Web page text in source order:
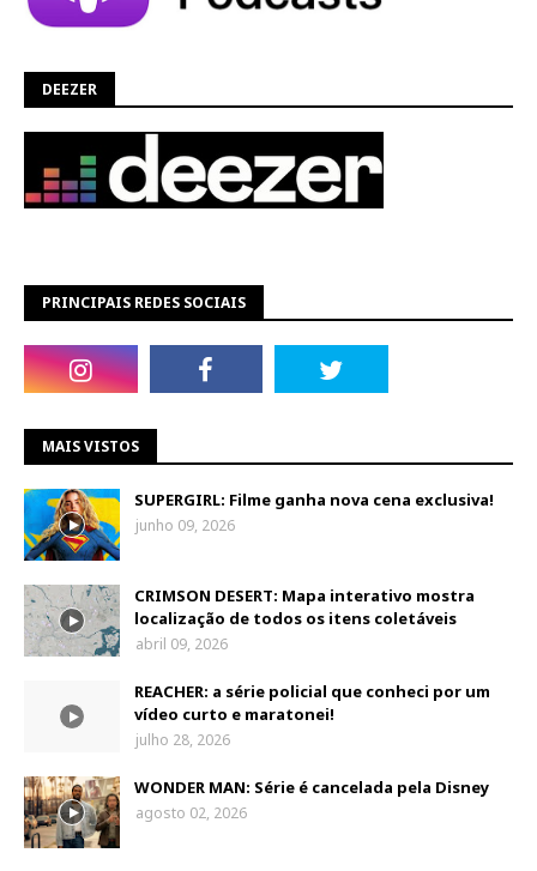
DEEZER
PRINCIPAIS REDES SOCIAIS
MAIS VISTOS
SUPERGIRL: Filme ganha nova cena exclusiva!
junho 09, 2026
CRIMSON DESERT: Mapa interativo mostra
localização de todos os itens coletáveis
abril 09, 2026
REACHER: a série policial que conheci por um
vídeo curto e maratonei!
julho 28, 2026
WONDER MAN: Série é cancelada pela Disney
agosto 02, 2026